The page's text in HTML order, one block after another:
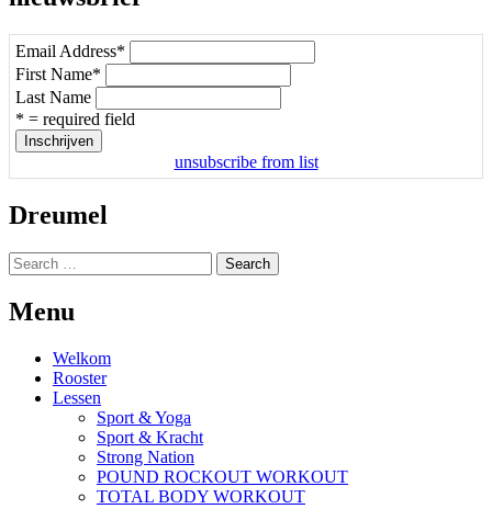
Email Address*
First Name*
Last Name
* = required field
unsubscribe from list
Dreumel
Search
for:
Menu
Welkom
Rooster
Lessen
Sport & Yoga
Sport & Kracht
Strong Nation
POUND ROCKOUT WORKOUT
TOTAL BODY WORKOUT